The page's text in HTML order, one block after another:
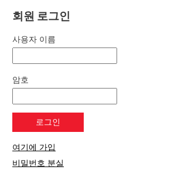
회원 로그인
사용자 이름
암호
여기에 가입
비밀번호 분실